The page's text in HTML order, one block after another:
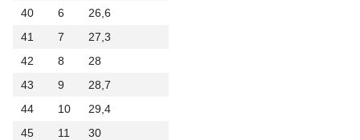
40 6
26,6
41
7
27,3
42
8
28
43
9
28,7
44
10
29,4
45
11 30